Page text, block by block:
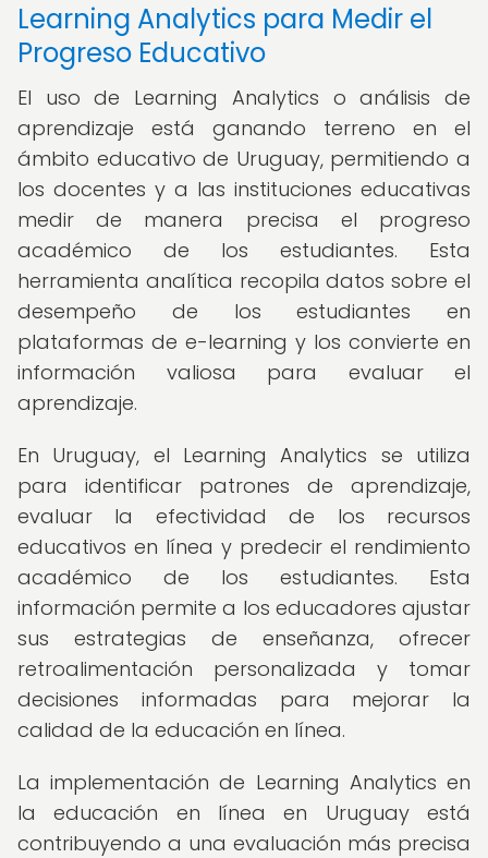
Learning Analytics para Medir el
Progreso Educativo
El uso de Learning Analytics o análisis de
aprendizaje está ganando terreno en el
ámbito educativo de Uruguay, permitiendo a
los docentes y a las instituciones educativas
medir de manera precisa el progreso
académico de los estudiantes. Esta
herramienta analítica recopila datos sobre el
desempeño de los estudiantes en
plataformas de e-learning y los convierte en
información valiosa para evaluar el
aprendizaje.
En Uruguay, el Learning Analytics se utiliza
para identificar patrones de aprendizaje,
evaluar la efectividad de los recursos
educativos en línea y predecir el rendimiento
académico de los estudiantes. Esta
información permite a los educadores ajustar
sus estrategias de enseñanza, ofrecer
retroalimentación personalizada y tomar
decisiones informadas para mejorar la
calidad de la educación en línea.
La implementación de Learning Analytics en
la educación en línea en Uruguay está
contribuyendo a una evaluación más precisa